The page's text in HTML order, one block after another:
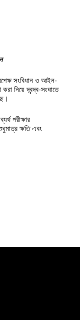
সংবিধান ও আইন-
নিয়ে দ্বন্দ্ব-সংঘাতে
পরীক্ষার
ক্ষতি এবং